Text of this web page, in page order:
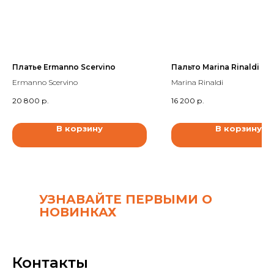
Платье Ermanno Scervino
Ermanno Scervino
20 800 р.
В корзину
Пальто Marina Rinaldi
Marina Rinaldi
16 200 р.
В корзину
УЗНАВАЙТЕ ПЕРВЫМИ О
НОВИНКАХ
Контакты